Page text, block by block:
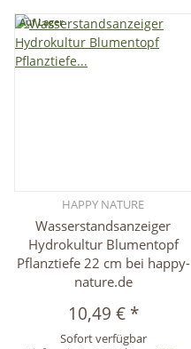
Auf Lager
HAPPY NATURE
Wasserstandsanzeiger
Hydrokultur Blumentopf
Pflanztiefe 22 cm bei happy-
nature.de
10,49 € *
Sofort verfügbar